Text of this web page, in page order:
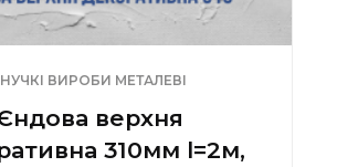
ВИРОБИ МЕТАЛЕВІ
верхня
310мм l=2м,